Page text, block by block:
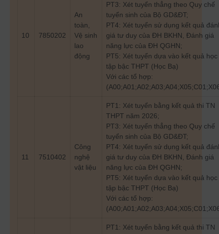
10 7850202
An
toàn,
Vệ sinh
lao
động
PT3: Xét tuyển thẳng theo Quy chế
tuyển sinh của Bộ GD&ĐT;
PT4: Xét tuyển sử dụng kết quả
giá tư duy của ĐH BKHN, Đánh giá
năng lực của ĐH QGHN;
PT5: Xét tuyển dựa vào kết quả học
tập bậc THPT (Học Bạ)
Với các tổ hợp:
11 7510402
Công
nghệ
vật liệu
PT1: Xét tuyển bằng kết quả thi TN
THPT năm 2026;
PT3: Xét tuyển thẳng theo Quy chế
tuyển sinh của Bộ GD&ĐT;
PT4: Xét tuyển sử dụng kết quả
giá tư duy của ĐH BKHN, Đánh giá
năng lực của ĐH QGHN;
PT5: Xét tuyển dựa vào kết quả học
tập bậc THPT (Học Bạ)
Với các tổ hợp:
PT1: Xét tuyển bằng kết quả thi TN